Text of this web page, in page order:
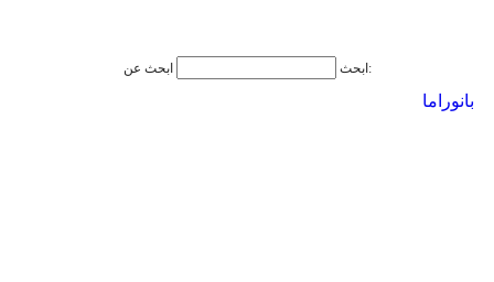
ابحث ابحث عن:
بانوراما